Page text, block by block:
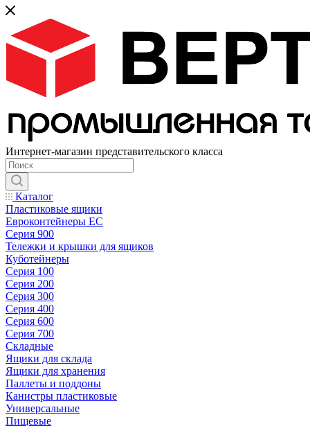
Интернет-магазин представительского класса
Каталог
Пластиковые ящики
Евроконтейнеры ЕС
Серия 900
Тележки и крышки для ящиков
Куботейнеры
Серия 100
Серия 200
Серия 300
Серия 400
Серия 600
Серия 700
Складные
Ящики для склада
Ящики для хранения
Паллеты и поддоны
Канистры пластиковые
Универсальные
Пищевые